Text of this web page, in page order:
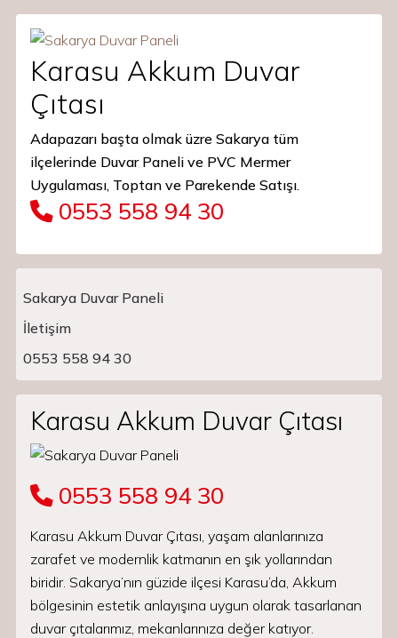
Karasu Akkum Duvar
Çıtası
Adapazarı başta olmak üzre Sakarya tüm
ilçelerinde Duvar Paneli ve PVC Mermer
Uygulaması, Toptan ve Parekende Satışı.
0553 558 94 30
Main Navigation
Sakarya Duvar Paneli
İletişim
0553 558 94 30
Karasu Akkum Duvar Çıtası
0553 558 94 30
Karasu Akkum Duvar Çıtası, yaşam alanlarınıza
zarafet ve modernlik katmanın en şık yollarından
biridir. Sakarya’nın güzide ilçesi Karasu’da, Akkum
bölgesinin estetik anlayışına uygun olarak tasarlanan
duvar çıtalarımız, mekanlarınıza değer katıyor.